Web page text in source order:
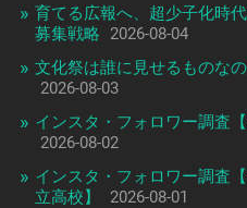
育てる広報へ、超少子化時
募集戦略
2026-08-04
文化祭は誰に見せるものな
2026-08-03
インスタ・フォロワー調査
2026-08-02
インスタ・フォロワー調査
立高校】
2026-08-01